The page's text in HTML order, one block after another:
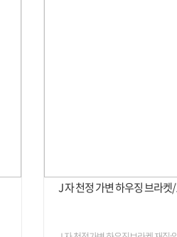
J 자 천정 가변 하우징 브라